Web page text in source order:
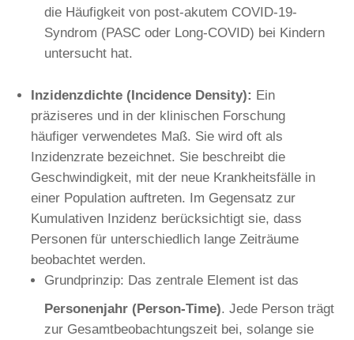
die Häufigkeit von post-akutem COVID-19-
Syndrom (PASC oder Long-COVID) bei Kindern
untersucht hat.
Inzidenzdichte (Incidence Density): Ein
präziseres und in der klinischen Forschung
häufiger verwendetes Maß. Sie wird oft als
Inzidenzrate bezeichnet. Sie beschreibt die
Geschwindigkeit, mit der neue Krankheitsfälle in
einer Population auftreten. Im Gegensatz zur
Kumulativen Inzidenz berücksichtigt sie, dass
Personen für unterschiedlich lange Zeiträume
beobachtet werden.
Grundprinzip: Das zentrale Element ist das
Personenjahr (Person-Time). Jede Person trägt
zur Gesamtbeobachtungszeit bei, solange sie